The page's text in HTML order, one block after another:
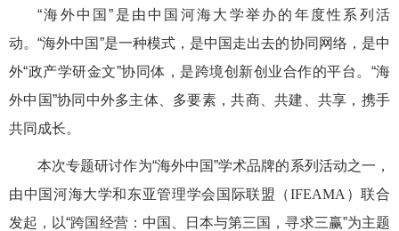
“海外中国”是由中国河海大学举办的年度性系列活
动。“海外中国”是一种模式，是中国走出去的协同网络，是中
外“政产学研金文”协同体，是跨境创新创业合作的平台。“海
外中国”协同中外多主体、多要素，共商、共建、共享，携手
共同成长。
本次专题研讨作为“海外中国”学术品牌的系列活动之一，
由中国河海大学和东亚管理学会国际联盟（IFEAMA ）联合
发起，以“跨国经营：中国、日本与第三国，寻求三赢”为主题